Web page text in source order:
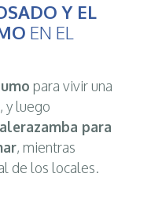
Y EL
EN EL
para vivir una
y luego
para
, mientras
de los locales.